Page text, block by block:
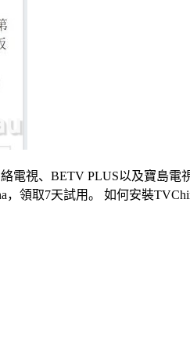
視、BETV PLUS以及寶島
領取7天試用。 如何安裝